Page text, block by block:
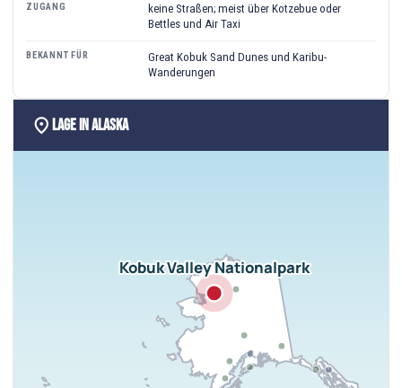
ZUGANG
keine Straßen; meist über Kotzebue oder
Bettles und Air Taxi
BEKANNT FÜR
Great Kobuk Sand Dunes und Karibu-
Wanderungen
location_onLage in Alaska
Kobuk Valley Nationalpark